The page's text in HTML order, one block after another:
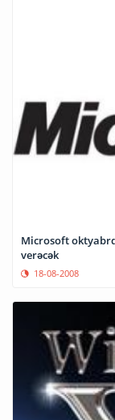
Microsoft oktyabrda Windows 7 əməliyyatı haqda məlumat
verəcək
18-08-2008